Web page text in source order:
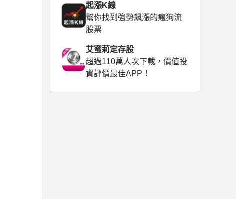
起漲K線
幫你找到強勢飆漲的瘋狗流
股票
艾蜜莉定存股
超過110萬人次下載，價值投
資評價最佳APP！